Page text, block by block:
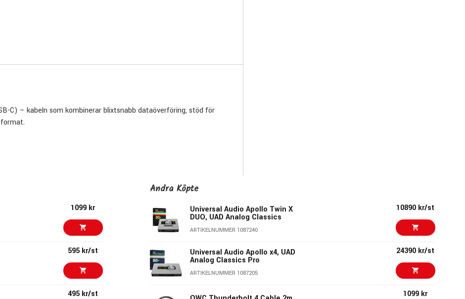
C) – kabeln som kombinerar blixtsnabb dataöverföring, stöd för
samtidigt.
generation.
mest krävande laptops
USB4 och USB-C-enheter
1099 kr
595 kr/st
495 kr/st
Andra Köpte
Universal Audio Apollo Twin X
DUO, UAD Analog Classics
ARTIKELNUMMER 1087240
10890 kr/st
Universal Audio Apollo x4, UAD
Analog Classics Pro
ARTIKELNUMMER 1087205
24390 kr/st
1099 kr